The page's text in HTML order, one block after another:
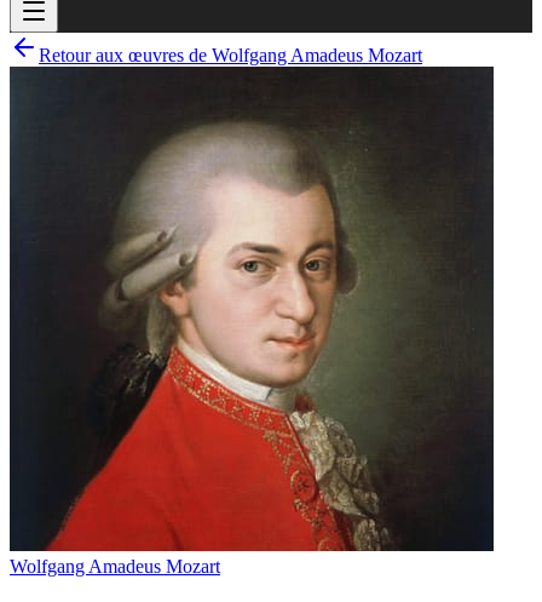
Retour aux œuvres de Wolfgang Amadeus Mozart
Wolfgang Amadeus Mozart